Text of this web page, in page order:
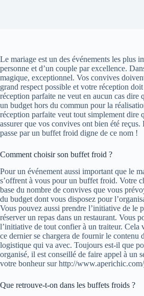
Le mariage est un des événements les plus
personne et d’un couple par excellence.
magique, exceptionnel. Vos convives
grand respect possible et votre réception
réception parfaite ne veut en aucun cas dire
un budget hors du commun pour la
réception parfaite veut tout simplement dire
assurer que vos convives ont bien été
passe par un buffet froid digne de ce nom !
Comment choisir son buffet froid ?
Pour un événement aussi important que le
s’offrent à vous pour un buffet froid. Votre
base du nombre de convives que vous
du budget dont vous disposez pour
Vous pouvez aussi prendre l’initiative de le
réserver un repas dans un restaurant. Vous
l’initiative de tout confier à un traiteur. Cela
ce dernier se chargera de fournir le contenu
logistique qui va avec. Toujours est-il que
organisé, il est conseillé de faire appel à un
votre bonheur sur http://
Que retrouve-t-on dans les buffets froids ?